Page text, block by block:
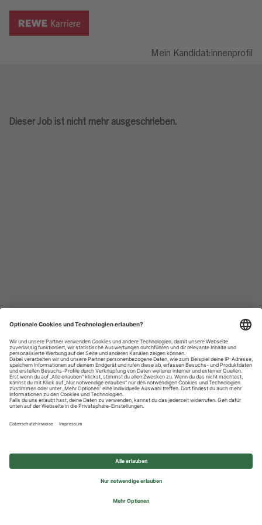
Mein Kandidat:innenprofil
Dieser Job ist nicht mehr ausgeschrieben.
Datenschutzhinweise
Impressum
Privatsphäre-Einstellungen
© 2026 REWE Group - All rights reserved